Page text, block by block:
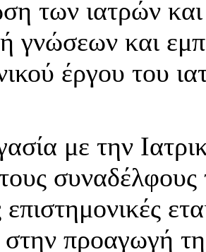
των ιατρών
γνώσεων και
έργου του
με την
συναδέλφους
επιστημονικές
προαγωγή